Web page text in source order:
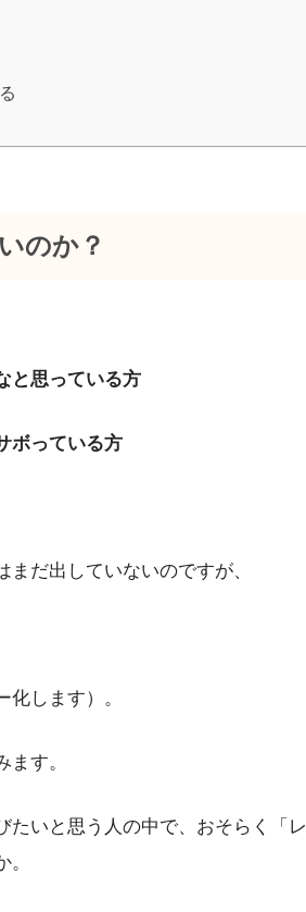
のか？
と思っている方
ボっている方
だ出していないのですが、
します）。
す。
たいと思う人の中で、おそらく「レ